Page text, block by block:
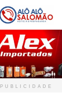
PUBLICIDADE